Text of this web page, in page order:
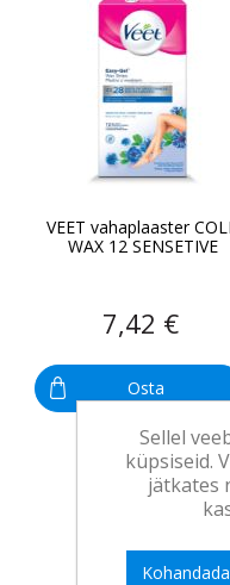
VEET vahaplaaster
WAX 12 SENSETIVE
7,42 €
Osta
Sellel
küpsiseid.
jätkates
Kohandada